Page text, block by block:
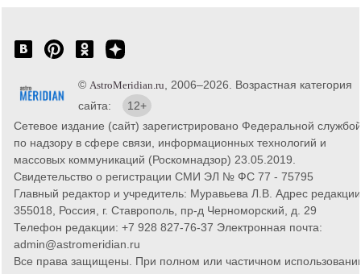
© AstroMeridian.ru , 2006–2026. Возрастная категория
сайта:
12+
Сетевое издание (сайт) зарегистрировано Федеральной службой
по надзору в сфере связи, информационных технологий и
массовых коммуникаций (Роскомнадзор) 23.05.2019.
Свидетельство о регистрации СМИ ЭЛ № ФС 77 - 75795
Главный редактор и учредитель: Муравьева Л.В. Адрес
355018, Россия, г. Ставрополь, пр-д Черноморский, д. 29
Телефон редакции: +7 928 827-76-37 Электронная почта:
admin@astromeridian.ru
Все права защищены. При полном или частичном